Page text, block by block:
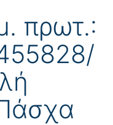
πρωτ.: